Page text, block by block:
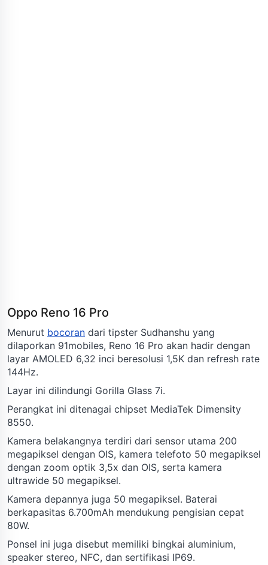
Oppo Reno 16 Pro
Menurut bocoran dari tipster Sudhanshu yang
dilaporkan 91mobiles, Reno 16 Pro akan hadir dengan
layar AMOLED 6,32 inci beresolusi 1,5K dan refresh rate
144Hz.
Layar ini dilindungi Gorilla Glass 7i.
Perangkat ini ditenagai chipset MediaTek Dimensity
8550.
Kamera belakangnya terdiri dari sensor utama 200
megapiksel dengan OIS, kamera telefoto 50 megapiksel
dengan zoom optik 3,5x dan OIS, serta kamera
ultrawide 50 megapiksel.
Kamera depannya juga 50 megapiksel. Baterai
berkapasitas 6.700mAh mendukung pengisian cepat
80W.
Ponsel ini juga disebut memiliki bingkai aluminium,
speaker stereo, NFC, dan sertifikasi IP69.